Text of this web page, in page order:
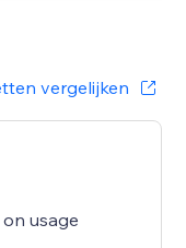
vergelijken
usage